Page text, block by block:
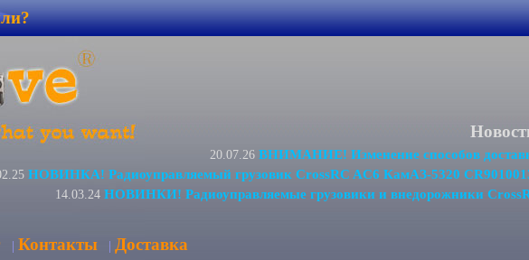
20.07.26 ВНИМАНИЕ! Изменение способов
НОВИНКА! Радиоуправляемый грузовик CrossRC AC6 КамАЗ-5320
14.03.24 НОВИНКИ! Радиоуправляемые грузовики и внедорожники
| Контакты | Доставка